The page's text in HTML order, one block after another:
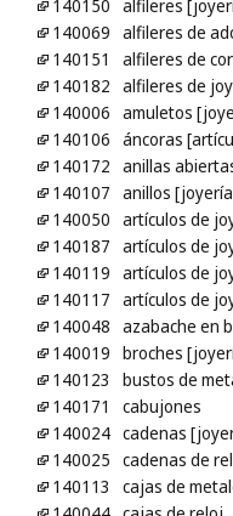
140150 alfileres
140069 alfileres de
140151
alfileres de
140182 alfileres de
140006 amuletos
140106 áncoras
140172 anillas
140107 anillos
140050 artículos de
140187 artículos de
140119 artículos de
140117 artículos de
140048 azabache en
140019 broches
140123
bustos de
140171
cabujones
140024 cadenas
140025 cadenas de
140113
cajas de